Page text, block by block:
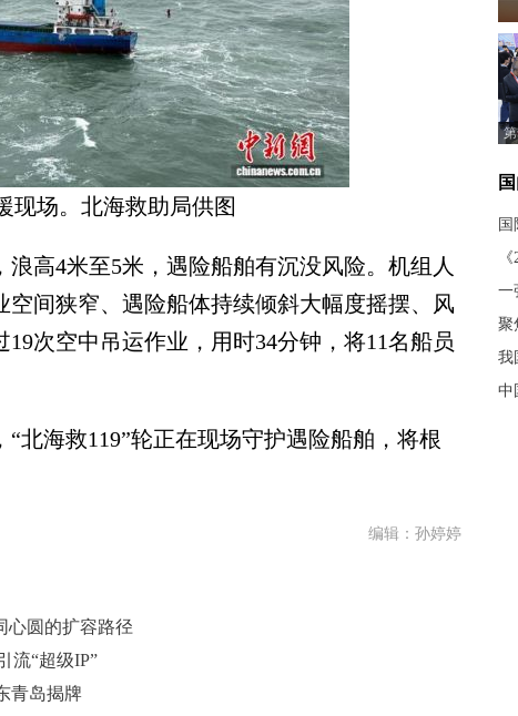
现场。北海救助局供图
高4米至5米，遇险船舶有沉没风险。机组人
空间狭窄、遇险船体持续倾斜大幅度摇摆、风
次空中吊运作业，用时34分钟，将11名船员
海救119”轮正在现场守护遇险船舶，将根
编辑：孙婷婷
心圆的扩容路径
流“超级IP”
青岛揭牌
聚
我
中